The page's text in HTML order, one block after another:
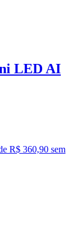
LED AI
R$ 360,90 sem